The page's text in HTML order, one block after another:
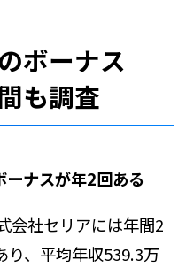
ボーナス
も調査
ナスが年2回ある
会社セリアには年間2
り、平均年収539.3万